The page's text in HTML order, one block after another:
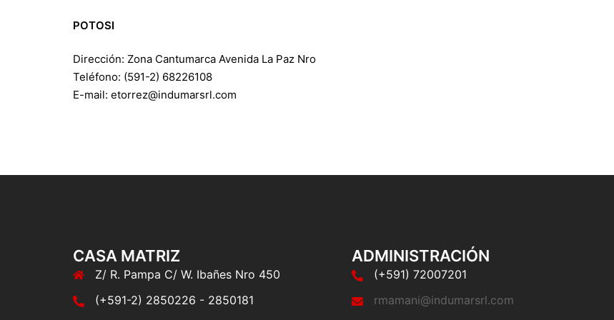
POTOSI
Dirección: Zona Cantumarca Avenida La Paz Nro
Teléfono: (591-2) 68226108
E-mail: etorrez@indumarsrl.com
CASA MATRIZ
Z/ R. Pampa C/ W. Ibañes Nro 450
(+591-2) 2850226 - 2850181
ADMINISTRACIÓN
(+591) 72007201
rmamani@indumarsrl.com